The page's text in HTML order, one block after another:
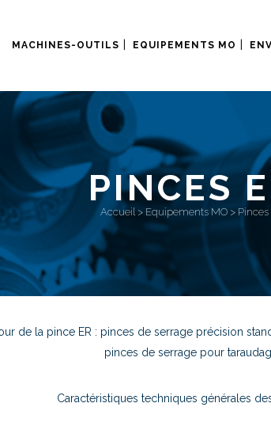
MACHINES-OUTILS EQUIPEMENTS MO
PINCES
Accueil> Equipements MO > Pinces
de la pince ER : pinces de serrage précision
pinces de serrage pour
Caractéristiques techniques générales